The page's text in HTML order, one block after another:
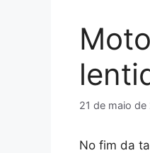
21 de maio de
No fim da